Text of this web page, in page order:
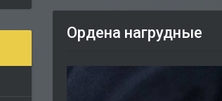
Ордена нагрудные